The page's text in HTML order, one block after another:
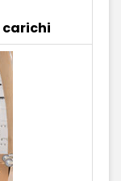
carichi